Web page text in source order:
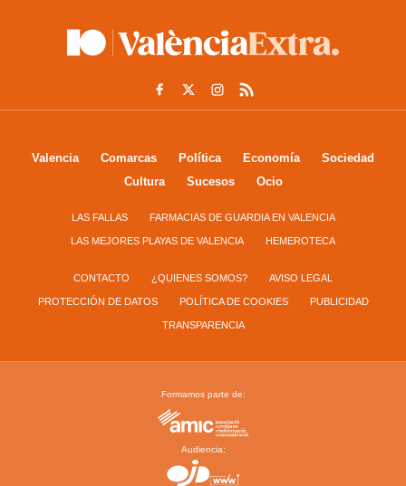
Valencia Comarcas Política Economía
Sociedad
Cultura
Sucesos Ocio
LAS FALLAS FARMACIAS DE GUARDIA EN VALENCIA
LAS MEJORES PLAYAS DE VALENCIA HEMEROTECA
CONTACTO ¿QUIENES SOMOS? AVISO LEGAL
PROTECCIÓN DE DATOS POLÍTICA DE COOKIES PUBLICIDAD
TRANSPARENCIA
Formamos parte de:
Audiencia: